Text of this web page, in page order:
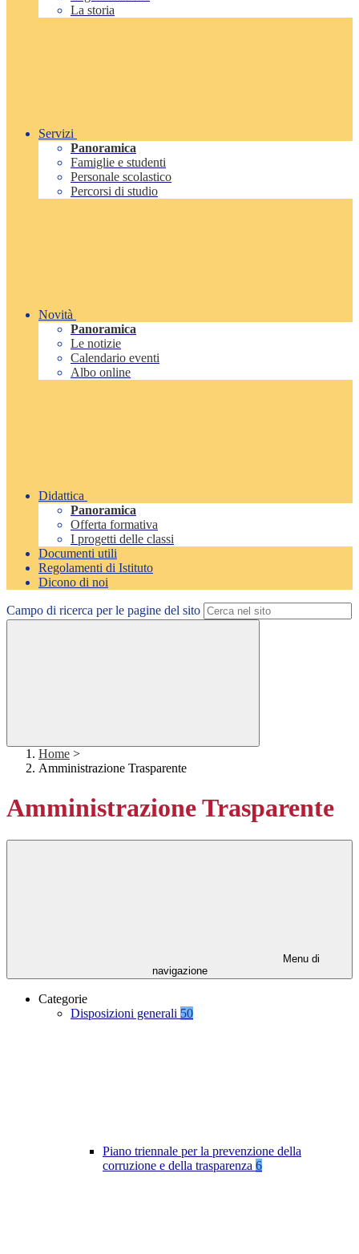
La storia
Servizi
Panoramica
Famiglie e studenti
Personale scolastico
Percorsi di studio
Novità
Panoramica
Le notizie
Calendario eventi
Albo online
Didattica
Panoramica
Offerta formativa
I progetti delle classi
Documenti utili
Regolamenti di Istituto
Dicono di noi
Campo di ricerca per le pagine del sito
Home >
Amministrazione Trasparente
Amministrazione Trasparente
Menu di
navigazione
Categorie
Disposizioni generali 50
Piano triennale per la prevenzione della
corruzione e della trasparenza 6